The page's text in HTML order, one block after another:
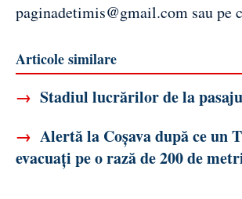
paginadetimis@gmail.com sau pe
Articole similare
→ Stadiul lucrărilor de la
→ Alertă la Coșava după ce un
evacuați pe o rază de 200 de